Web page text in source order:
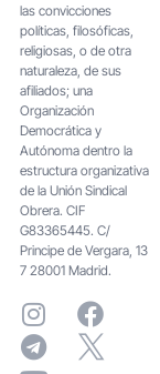
las convicciones
políticas, filosóficas,
religiosas, o de otra
naturaleza, de sus
afiliados; una
Organización
Democrática y
Autónoma dentro la
estructura organizativa
de la Unión Sindical
Obrera. CIF
G83365445. C/
Principe de Vergara, 13
7 28001 Madrid.